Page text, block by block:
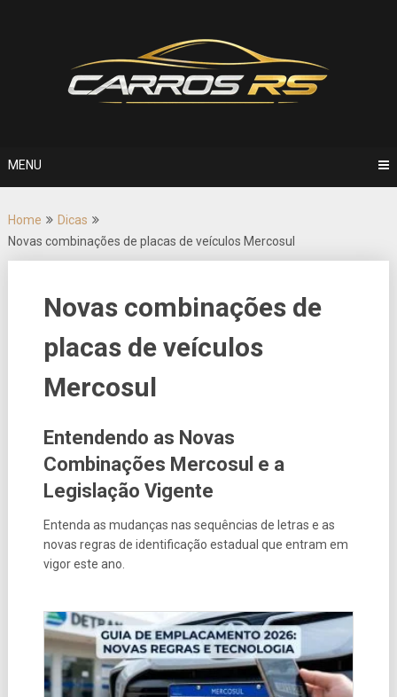
MENU
Home
Dicas
Novas combinações de placas de veículos Mercosul
Novas combinações de
placas de veículos
Mercosul
Entendendo as Novas
Combinações Mercosul e a
Legislação Vigente
Entenda as mudanças nas sequências de letras e as
novas regras de identificação estadual que entram em
vigor este ano.